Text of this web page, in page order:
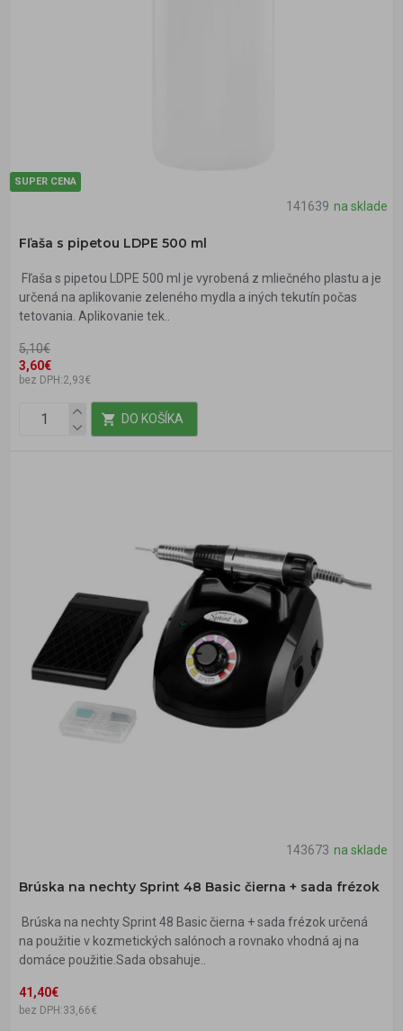
SUPER CENA
141639 na sklade
Fľaša s pipetou LDPE 500 ml
Fľaša s pipetou LDPE 500 ml je vyrobená z mliečného plastu a je
určená na aplikovanie zeleného mydla a iných tekutín počas
tetovania. Aplikovanie tek..
3,60€
5,10€
bez DPH:2,93€
DO KOŠÍKA
143673 na sklade
Brúska na nechty Sprint 48 Basic čierna + sada frézok
Brúska na nechty Sprint 48 Basic čierna + sada frézok určená
na použitie v kozmetických salónoch a rovnako vhodná aj na
domáce použitie.Sada obsahuje..
41,40€
bez DPH:33,66€